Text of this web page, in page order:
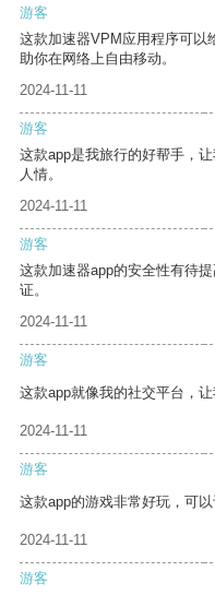
游客
这款加速器VPM应用程序可以
助你在网络上自由移动。
2024-11-11
游客
这款app是我旅行的好帮手，
人情。
2024-11-11
游客
这款加速器app的安全性有待
证。
2024-11-11
游客
这款app就像我的社交平台，
2024-11-11
游客
这款app的游戏非常好玩，可以
2024-11-11
游客